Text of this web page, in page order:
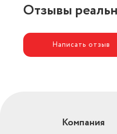
Отзывы
Написать отзыв
Компания